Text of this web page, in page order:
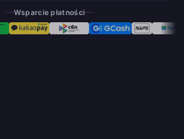
Wsparcie płatności